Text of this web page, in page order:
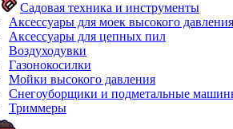
Садовая техника и инструменты
Аксессуары для моек высокого давления
Аксессуары для цепных пил
Воздуходувки
Газонокосилки
Мойки высокого давления
Снегоуборщики и подметальные
Триммеры